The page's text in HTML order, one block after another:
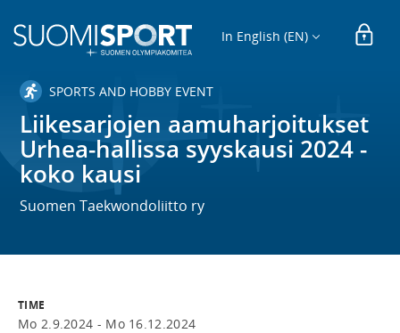
In English (EN)
SPORTS AND HOBBY EVENT
Liikesarjojen aamuharjoitukset
Urhea-hallissa syyskausi 2024 -
koko kausi
Suomen Taekwondoliitto ry
TIME
Mo 2.9.2024 - Mo 16.12.2024